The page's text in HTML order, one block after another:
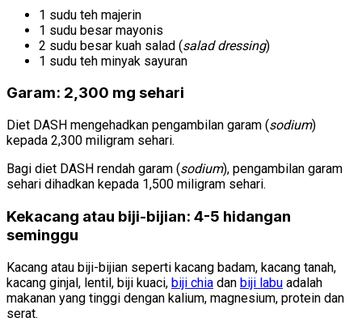
1 sudu teh majerin
1 sudu besar mayonis
2 sudu besar kuah salad (salad dressing)
1 sudu teh minyak sayuran
Garam: 2,300 mg sehari
Diet DASH mengehadkan pengambilan garam (sodium)
kepada 2,300 miligram sehari.
Bagi diet DASH rendah garam (sodium), pengambilan garam
sehari dihadkan kepada 1,500 miligram sehari.
Kekacang atau biji-bijian: 4-5 hidangan
seminggu
Kacang atau biji-bijian seperti kacang badam, kacang tanah,
kacang ginjal, lentil, biji kuaci, biji chia dan biji labu adalah
makanan yang tinggi dengan kalium, magnesium, protein dan
serat.